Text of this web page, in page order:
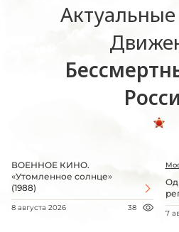
ВОЕННОЕ КИНО.
«Утомленное солнце»
(1988)
8 августа 2026 38
7